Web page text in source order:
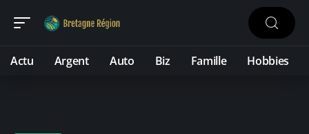
Actu Argent Auto Biz Famille Hobbies